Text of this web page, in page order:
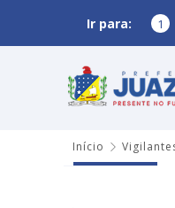
Ir para: 1
Início